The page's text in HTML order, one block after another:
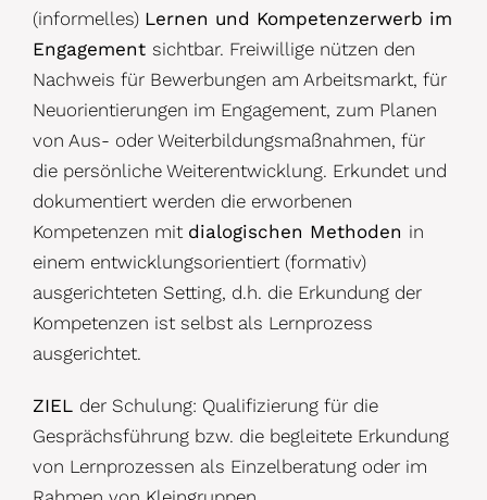
(informelles) Lernen und Kompetenzerwerb im
Engagement sichtbar. Freiwillige nützen den
Nachweis für Bewerbungen am Arbeitsmarkt, für
Neuorientierungen im Engagement, zum Planen
von Aus- oder Weiterbildungsmaßnahmen, für
die persönliche Weiterentwicklung. Erkundet und
dokumentiert werden die erworbenen
Kompetenzen mit dialogischen Methoden in
einem entwicklungsorientiert (formativ)
ausgerichteten Setting, d.h. die Erkundung der
Kompetenzen ist selbst als Lernprozess
ausgerichtet.
ZIEL der Schulung: Qualifizierung für die
Gesprächsführung bzw. die begleitete Erkundung
von Lernprozessen als Einzelberatung oder im